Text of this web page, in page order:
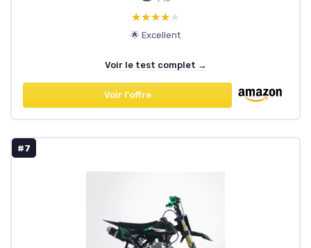
★★★★★
★★★★★
🌟 Excellent
Voir le test complet →
Voir l'offre
#7